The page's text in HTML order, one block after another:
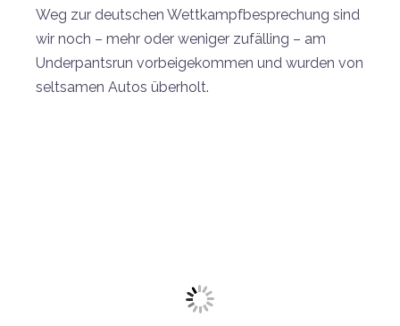
Weg zur deutschen Wettkampfbesprechung sind
wir noch – mehr oder weniger zufälling – am
Underpantsrun vorbeigekommen und wurden von
seltsamen Autos überholt.